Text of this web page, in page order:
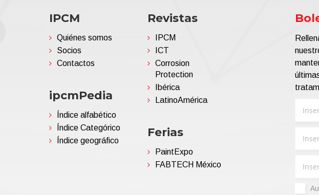
IPCM
Quiénes somos
Socios
Contactos
ipcmPedia
Índice alfabético
Índice Categórico
Índice geográfico
Revistas
IPCM
ICT
Corrosion
Protection
Ibérica
LatinoAmérica
Ferias
PaintExpo
FABTECH México